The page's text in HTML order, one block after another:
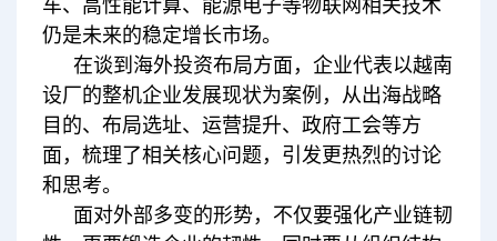
车、高性能计算、能源电子等物联网相关技术
仍是未来的稳定增长市场。
在谈到海外投资布局方面，企业代表以越南
设厂的整机企业发展现状为案例，从出海战略
目的、布局选址、运营提升、政府工会等方
面，梳理了相关核心问题，引发更热烈的讨论
和思考。
面对外部多变的形势，不仅要强化产业链韧